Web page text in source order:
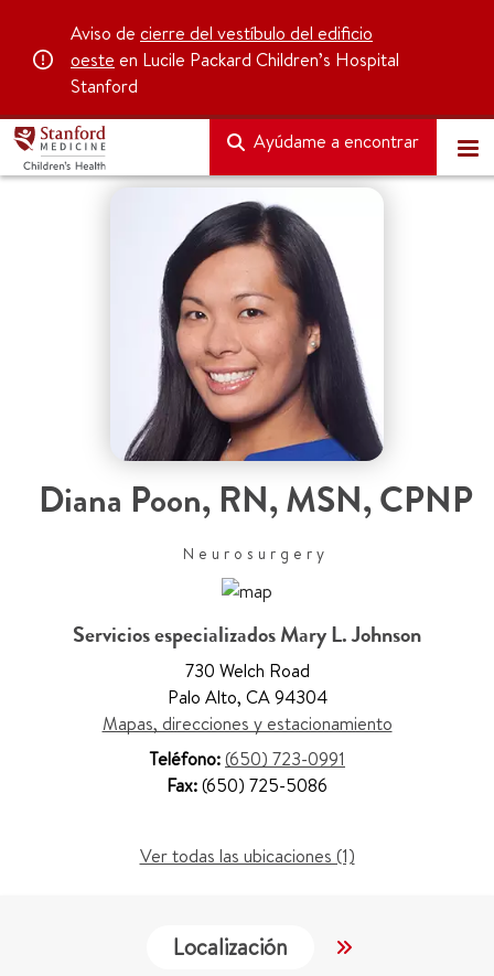
Aviso de cierre del vestíbulo del edificio
oeste en Lucile Packard Children’s Hospital
Stanford
Ayúdame a encontrar
Diana Poon, RN, MSN, CPNP
Neurosurgery
Servicios especializados Mary L. Johnson
730 Welch Road
Palo Alto, CA 94304
Mapas, direcciones y estacionamiento
Teléfono:(650) 723-0991
Fax:(650) 725-5086
Ver todas las ubicaciones (1)
Localización Trabajo y